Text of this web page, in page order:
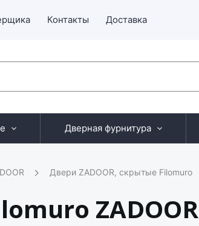
Контакты Доставка
Дверная фурнитура
Двери ZADOOR, скрытые Filomuro
ZADOOR